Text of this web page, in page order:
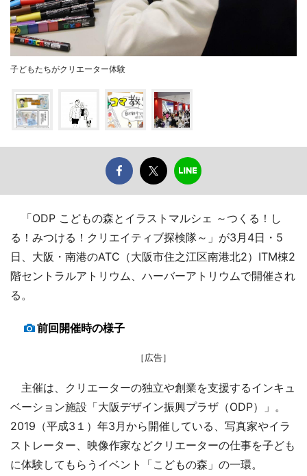
子どもたちがクリエーター体験
「ODP こどもの森とイラストマルシェ ～つくる！し
る！みつける！クリエイティブ探検隊～」が3月4日・5
日、大阪・南港のATC（大阪市住之江区南港北2）ITM棟2
階セントラルアトリウム、ハーバーアトリウムで開催され
る。
前回開催時の様子
［広告］
主催は、クリエーターの独立や創業を支援するインキュ
ベーション施設「大阪デザイン振興プラザ（ODP）」。
2019（平成3１）年3月から開催している、写真家やイラ
ストレーター、映像作家などクリエーターの仕事を子ども
に体験してもらうイベント「こどもの森」の一環。